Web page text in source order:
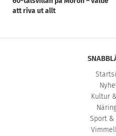
att riva ut allt
Kultur
Sport &